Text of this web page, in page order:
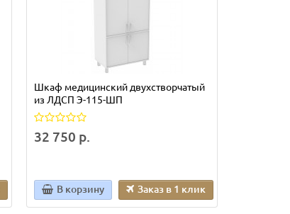
Шкаф медицинский двухстворчатый
из ЛДСП Э-115-ШП
32 750 р.
В корзину Заказ в 1 клик